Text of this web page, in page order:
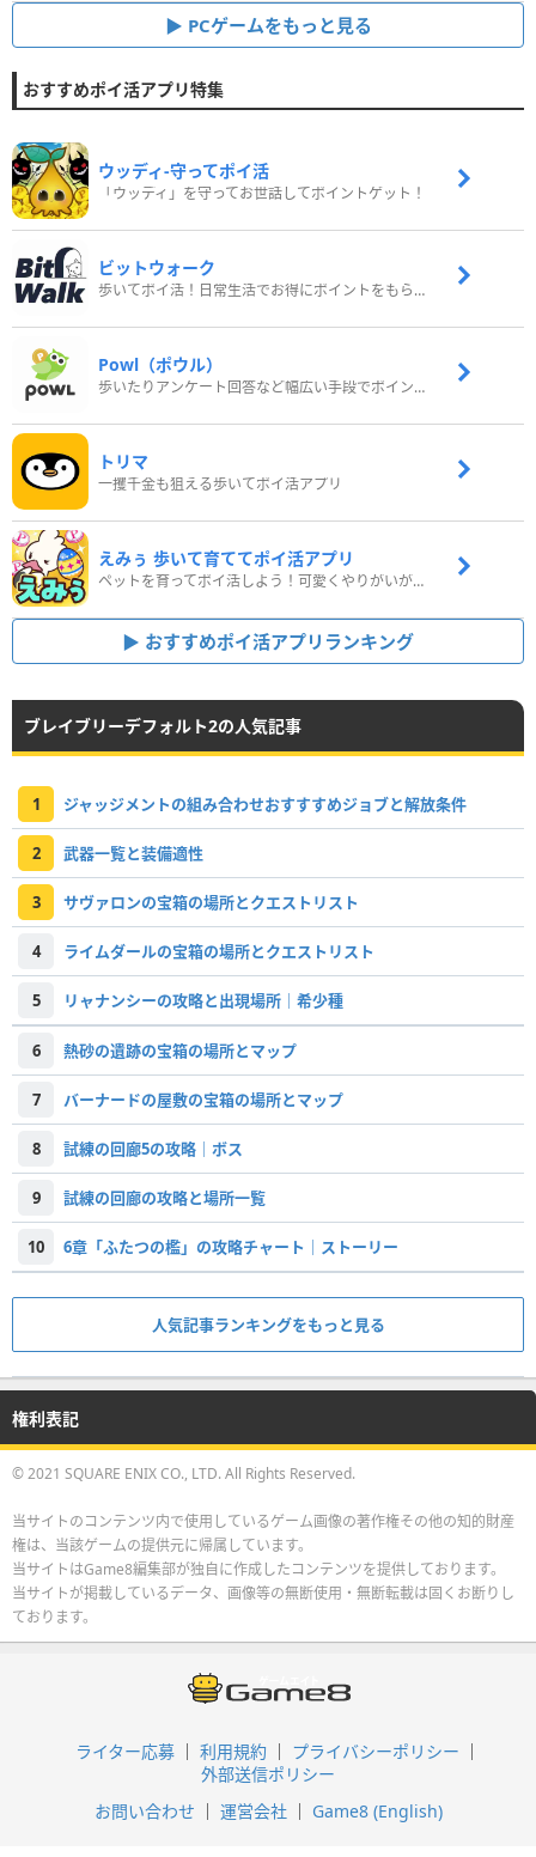
PCゲームをもっと見る
おすすめポイ活アプリ特集
ウッディ‐守ってポイ活
「ウッディ」を守ってお世話してポイントゲット！
ビットウォーク
歩いてポイ活！日常生活でお得にポイントをもらおう
Powl（ポウル）
歩いたりアンケート回答など幅広い手段でポイントをゲット
トリマ
一攫千金も狙える歩いてポイ活アプリ
えみぅ 歩いて育ててポイ活アプリ
ペットを育ってポイ活しよう！可愛くやりがいがある新感覚アプリ
おすすめポイ活アプリランキング
ブレイブリーデフォルト2の人気記事
1 ジャッジメントの組み合わせおすすすめジョブと解放条件
2 武器一覧と装備適性
3 サヴァロンの宝箱の場所とクエストリスト
4 ライムダールの宝箱の場所とクエストリスト
5 リャナンシーの攻略と出現場所｜希少種
6 熱砂の遺跡の宝箱の場所とマップ
7 バーナードの屋敷の宝箱の場所とマップ
8 試練の回廊5の攻略｜ボス
9 試練の回廊の攻略と場所一覧
10 6章「ふたつの檻」の攻略チャート｜ストーリー
人気記事ランキングをもっと見る
権利表記
© 2021 SQUARE ENIX CO., LTD. All Rights Reserved.
当サイトのコンテンツ内で使用しているゲーム画像の著作権その他の知的財産
権は、当該ゲームの提供元に帰属しています。
当サイトはGame8編集部が独自に作成したコンテンツを提供しております。
当サイトが掲載しているデータ、画像等の無断使用・無断転載は固くお断りし
ております。
ライター応募 利用規約
プライバシーポリシー
外部送信ポリシー
お問い合わせ
運営会社 Game8 (English)